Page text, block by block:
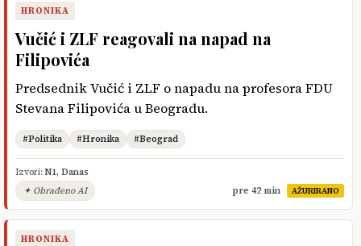
HRONIKA
Vučić i ZLF reagovali na napad na
Filipovića
Predsednik Vučić i ZLF o napadu na profesora FDU
Stevana Filipovića u Beogradu.
#Politika #Hronika #Beograd
Izvori: N1, Danas
✦ Obrađeno AI
pre 42 min AŽURIRANO
HRONIKA